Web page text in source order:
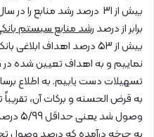
برابر از درصد رشد منابع سیستم
بیش از 53 درصد اهداف
نماییم و به اهداف تعیین شده
تسهیلات دست یابیم. به اطلاع
به قرض الحسنه و برکات آن،
وصول